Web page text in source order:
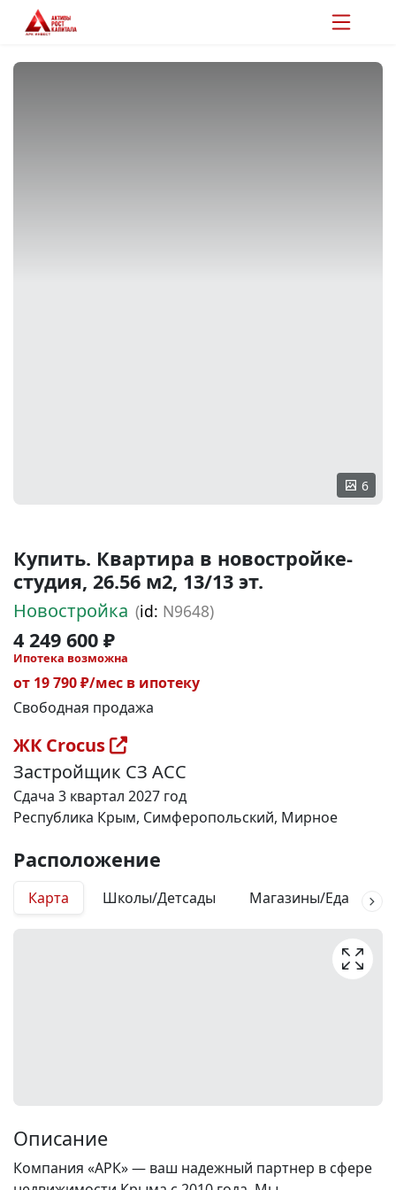
6
Купить. Квартира в новостройке-
студия, 26.56 м2, 13/13 эт.
Новостройка (id: N9648)
4 249 600 ₽
Ипотека возможна
от 19 790 ₽/мес в ипотеку
Свободная продажа
ЖК Crocus
Застройщик СЗ АСС
Сдача 3 квартал 2027 год
Республика Крым, Симферопольский, Мирное
Расположение
Карта Школы/Детсады Магазины/Еда
Описание
Компания «АРК» — ваш надежный партнер в сфере